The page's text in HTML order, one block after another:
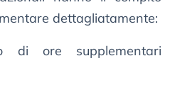
dettagliatamente:
di ore supplementari